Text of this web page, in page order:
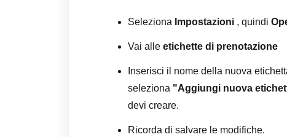
Seleziona Impostazioni , quindi
Vai alle etichette di prenotazione
Inserisci il nome della nuova
seleziona "Aggiungi nuova
devi creare.
Ricorda di salvare le modifiche.